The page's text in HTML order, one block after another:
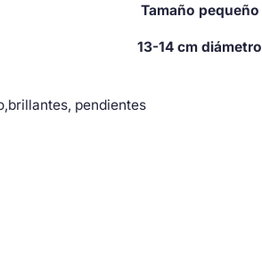
Tamaño pequeño
13-14 cm diámetro
pendientes